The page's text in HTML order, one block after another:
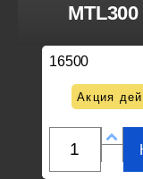
16500
Акция